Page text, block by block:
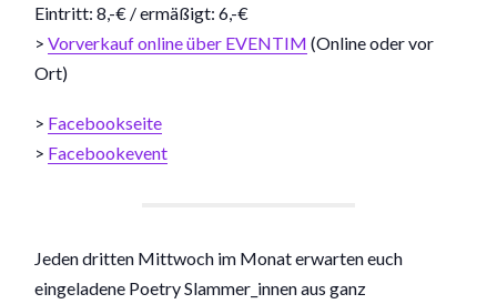
Eintritt: 8,-€ / ermäßigt: 6,-€
>Vorverkauf online über EVENTIM (Online oder vor
Ort)
> Facebookseite
> Facebookevent
Jeden dritten Mittwoch im Monat erwarten euch
eingeladene Poetry Slammer_innen aus ganz